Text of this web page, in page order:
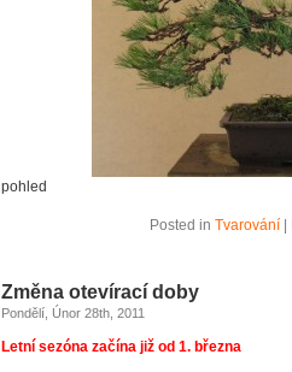
pohled
Posted in Tvarování|
Změna otevírací doby
Pondělí, Únor 28th, 2011
Letní sezóna začína již od 1. března